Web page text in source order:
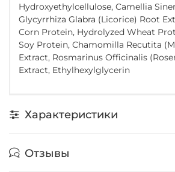
Hydroxyethylcellulose, Camellia
Glycyrrhiza Glabra (Licorice) Root
Corn Protein, Hydrolyzed Wheat
Soy Protein, Chamomilla Recutita
Extract, Rosmarinus Officinalis
Extract, Ethylhexylglycerin
Характеристики
Отзывы